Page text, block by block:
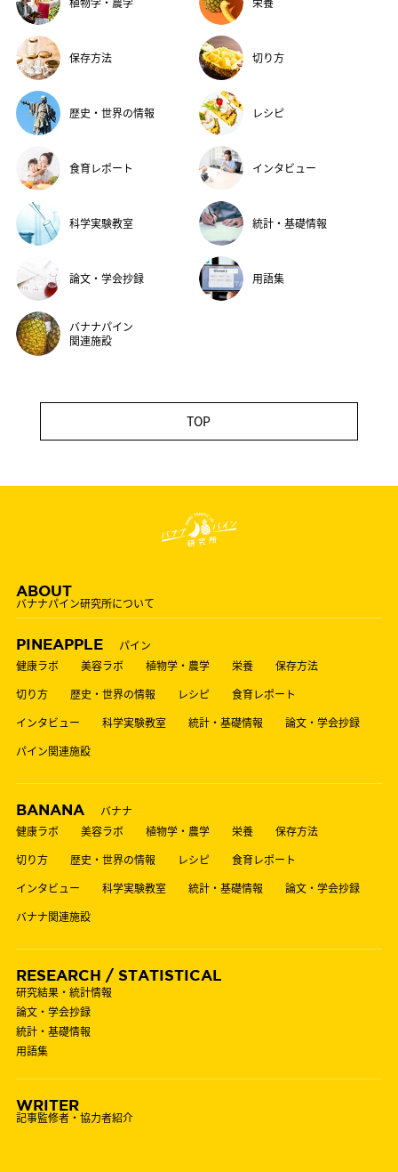
保存方法 切り方
歴史・世界の情報 レシピ
食育レポート インタビュー
科学実験教室 統計・基礎情報
論文・学会抄録 用語集
バナナパイン
関連施設
TOP
ABOUT
バナナパイン研究所について
PINEAPPLE
パイン
健康ラボ
美容ラボ 植物学・農学 栄養
保存方法
切り方
歴史・世界の情報 レシピ
食育レポート
インタビュー
科学実験教室 統計・基礎情報
論文・学会抄録
パイン関連施設
BANANA
バナナ
健康ラボ
美容ラボ 植物学・農学 栄養
保存方法
切り方
歴史・世界の情報 レシピ
食育レポート
インタビュー
科学実験教室 統計・基礎情報
論文・学会抄録
バナナ関連施設
RESEARCH / STATISTICAL
研究結果・統計情報
論文・学会抄録
統計・基礎情報
用語集
WRITER
記事監修者・協力者紹介